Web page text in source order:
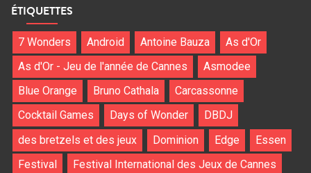
ÉTIQUETTES
7 Wonders Android Antoine Bauza
As d'Or
As d'Or - Jeu de l'année de Cannes
Asmodee
Blue Orange
Bruno Cathala
Carcassonne
Cocktail Games
Days of Wonder
DBDJ
des bretzels et des jeux
Dominion Edge
Essen
Festival
Festival International des Jeux de Cannes